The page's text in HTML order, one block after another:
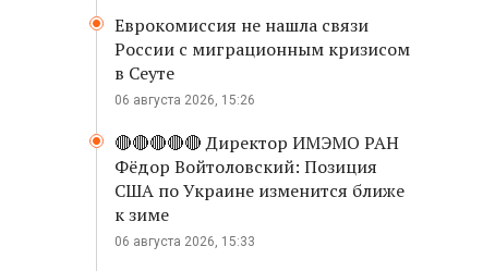
Еврокомиссия не нашла связи
России с миграционным кризисом
в Сеуте
06 августа 2026, 15:26
🔴🔴🔴🔴🔴 Директор ИМЭМО РАН
Фёдор Войтоловский: Позиция
США по Украине изменится ближе
к зиме
06 августа 2026, 15:33